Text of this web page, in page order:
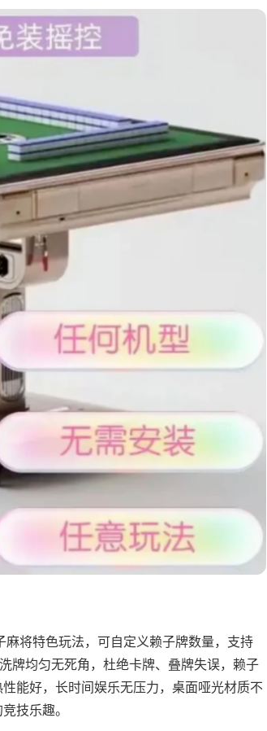
麻将特色玩法，可自定义赖子牌数量，支持
牌均匀无死角，杜绝卡牌、叠牌失误，赖子
能好，长时间娱乐无压力，桌面哑光材质不
技乐趣。